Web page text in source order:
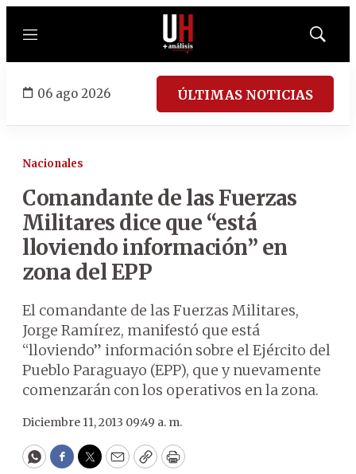
Menú
Mostrar
06 ago 2026 ÚLTIMAS NOTICIAS
Nacionales
Comandante de las Fuerzas
Militares dice que “está
lloviendo información” en
zona del EPP
El comandante de las Fuerzas Militares,
Jorge Ramírez, manifestó que está
“lloviendo” información sobre el Ejército del
Pueblo Paraguayo (EPP), que y nuevamente
comenzarán con los operativos en la zona.
Diciembre 11, 2013 09:49 a. m.
WhatsApp
Facebook
Twitter
EmailCopyPrint